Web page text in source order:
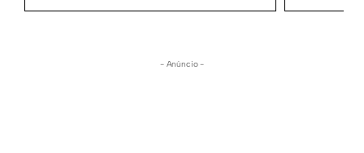
- Anúncio -